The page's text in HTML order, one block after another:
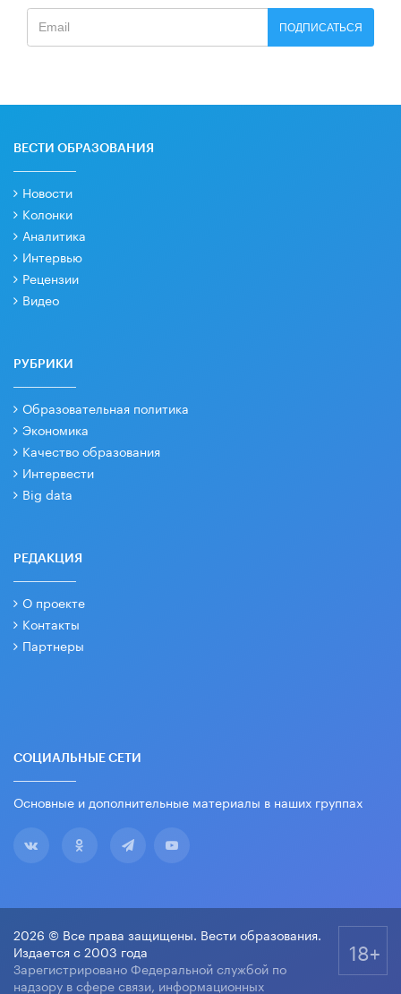
ПОДПИСАТЬСЯ
ВЕСТИ ОБРАЗОВАНИЯ
Новости
Колонки
Аналитика
Интервью
Рецензии
Видео
РУБРИКИ
Образовательная политика
Экономика
Качество образования
Интервести
Big data
РЕДАКЦИЯ
О проекте
Контакты
Партнеры
СОЦИАЛЬНЫЕ СЕТИ
Основные и дополнительные материалы в наших группах
2026 © Все права защищены. Вести образования.
Издается с 2003 года
Зарегистрировано Федеральной службой по
надзору в сфере связи, информационных
18+